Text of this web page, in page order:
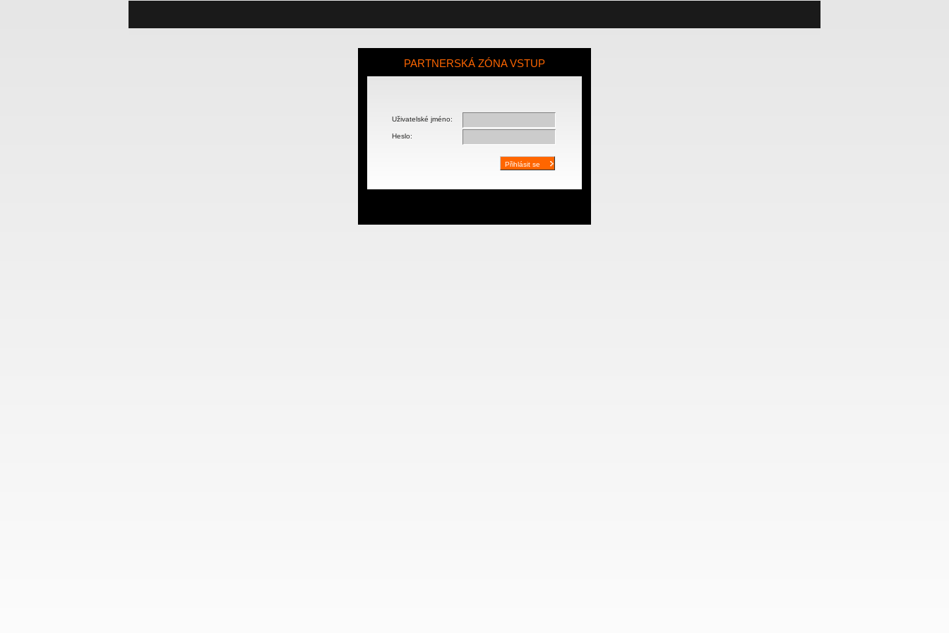
PARTNERSKÁ ZÓNA VSTUP
Uživatelské jméno:
Heslo: